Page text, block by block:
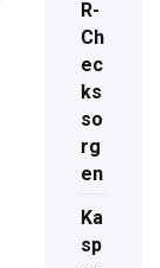
R-
Ch
ec
ks
so
rg
en
Ka
sp